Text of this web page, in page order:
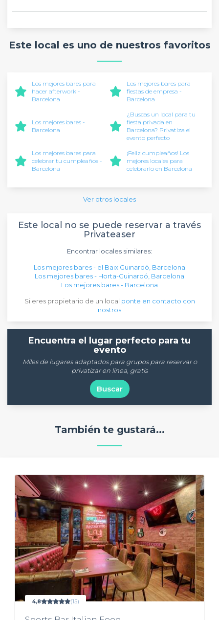
Este local es uno de nuestros favoritos
Los mejores bares para
hacer afterwork -
Barcelona
Los mejores bares para
fiestas de empresa -
Barcelona
Los mejores bares -
Barcelona
¿Buscas un local para tu
fiesta privada en
Barcelona? Privatiza el
evento perfecto
Los mejores bares para
celebrar tu cumpleaños -
Barcelona
¡Feliz cumpleaños! Los
mejores locales para
celebrarlo en Barcelona
Ver otros locales
Este local no se puede reservar a través
Privateaser
Encontrar locales similares:
Los mejores bares - el Baix Guinardó, Barcelona
Los mejores bares - Horta-Guinardó, Barcelona
Los mejores bares - Barcelona
Si eres propietario de un local ponte en contacto con
nostros
Encuentra el lugar perfecto para tu
evento
Miles de lugares adaptados para grupos para reservar o
privatizar en línea, gratis
Buscar
También te gustará...
4,8 (15)